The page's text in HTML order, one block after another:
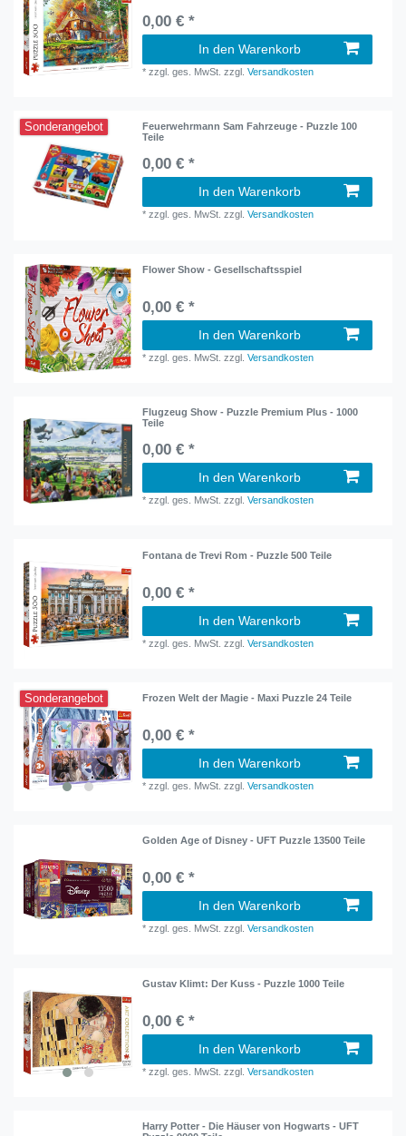
0,00 € *
In den Warenkorb
*zzgl. ges. MwSt. zzgl.Versandkosten
Sonderangebot
Feuerwehrmann Sam Fahrzeuge - Puzzle 100
Teile
0,00 € *
In den Warenkorb
*zzgl. ges. MwSt. zzgl.Versandkosten
Flower Show - Gesellschaftsspiel
0,00 € *
In den Warenkorb
*zzgl. ges. MwSt. zzgl.Versandkosten
Flugzeug Show - Puzzle Premium Plus - 1000
Teile
0,00 € *
In den Warenkorb
*zzgl. ges. MwSt. zzgl.Versandkosten
Fontana de Trevi Rom - Puzzle 500 Teile
0,00 € *
In den Warenkorb
*zzgl. ges. MwSt. zzgl.Versandkosten
Sonderangebot Frozen Welt der Magie - Maxi Puzzle 24 Teile
0,00 € *
In den Warenkorb
*zzgl. ges. MwSt. zzgl.Versandkosten
Golden Age of Disney - UFT Puzzle 13500 Teile
0,00 € *
In den Warenkorb
*zzgl. ges. MwSt. zzgl.Versandkosten
Gustav Klimt: Der Kuss - Puzzle 1000 Teile
0,00 € *
In den Warenkorb
*zzgl. ges. MwSt. zzgl.Versandkosten
Harry Potter - Die Häuser von Hogwarts - UFT